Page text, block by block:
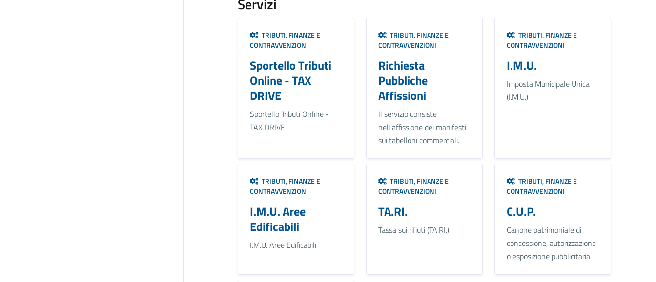
TRIBUTI, FINANZE E
CONTRAVVENZIONI
Sportello Tributi
Online - TAX
DRIVE
Sportello Tributi Online -
TAX DRIVE
TRIBUTI, FINANZE E
CONTRAVVENZIONI
Richiesta
Pubbliche
Affissioni
Il servizio consiste
nell'affissione dei manifesti
sui tabelloni commerciali.
TRIBUTI, FINANZE E
CONTRAVVENZIONI
I.M.U.
Imposta Municipale Unica
(I.M.U.)
TRIBUTI, FINANZE E
CONTRAVVENZIONI
I.M.U. Aree
Edificabili
I.M.U. Aree Edificabili
TRIBUTI, FINANZE E
CONTRAVVENZIONI
TA.RI.
Tassa sui rifiuti (TA.RI.)
TRIBUTI, FINANZE E
CONTRAVVENZIONI
C.U.P.
Canone patrimoniale di
concessione, autorizzazione
o esposizione pubblicitaria